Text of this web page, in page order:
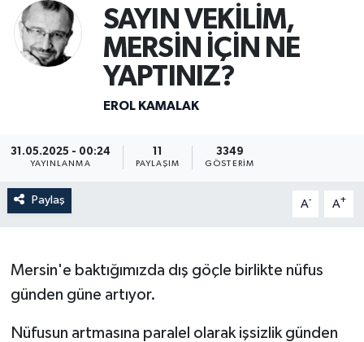
SAYIN VEKİLİM,
MERSİN İÇİN NE
YAPTINIZ?
EROL KAMALAK
31.05.2025 - 00:24
YAYINLANMA PAYLAŞIM
3349
GÖSTERIM
Paylaş A- A+
Mersin'e baktığımızda dış göçle birlikte nüfus
günden güne artıyor.
Nüfusun artmasına paralel olarak işsizlik günden
Son Dakika Haberleri
Haber Arşivi